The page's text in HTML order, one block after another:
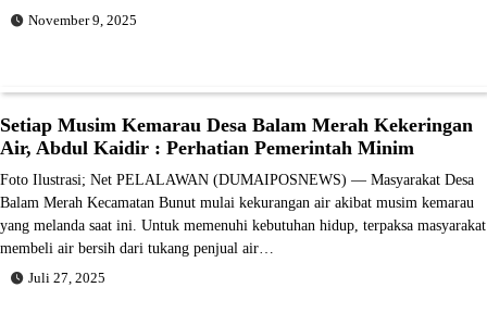
November 9, 2025
Setiap Musim Kemarau Desa Balam Merah Kekeringan
Air, Abdul Kaidir : Perhatian Pemerintah Minim
Foto Ilustrasi; Net PELALAWAN (DUMAIPOSNEWS) — Masyarakat Desa
Balam Merah Kecamatan Bunut mulai kekurangan air akibat musim kemarau
yang melanda saat ini. Untuk memenuhi kebutuhan hidup, terpaksa masyarakat
membeli air bersih dari tukang penjual air…
Juli 27, 2025